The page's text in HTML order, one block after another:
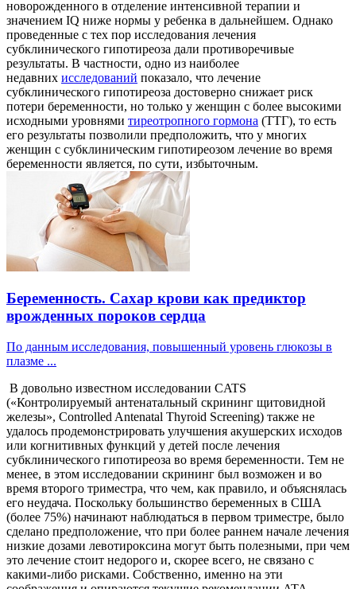
новорожденного в отделение интенсивной терапии и
значением IQ ниже нормы у ребенка в дальнейшем. Однако
проведенные с тех пор исследования лечения
субклинического гипотиреоза дали противоречивые
результаты. В частности, одно из наиболее
недавних исследований показало, что лечение
субклинического гипотиреоза достоверно снижает риск
потери беременности, но только у женщин с более высокими
исходными уровнями тиреотропного гормона (ТТГ), то есть
его результаты позволили предположить, что у многих
женщин с субклиническим гипотиреозом лечение во время
беременности является, по сути, избыточным.
Беременность. Сахар крови как предиктор
врожденных пороков сердца
По данным исследования, повышенный уровень глюкозы в
плазме ...
В довольно известном исследовании CATS
(«Контролируемый антенатальный скрининг щитовидной
железы», Controlled Antenatal Thyroid Screening) также не
удалось продемонстрировать улучшения акушерских исходов
или когнитивных функций у детей после лечения
субклинического гипотиреоза во время беременности. Тем не
менее, в этом исследовании скрининг был возможен и во
время второго триместра, что чем, как правило, и объяснялась
его неудача. Поскольку большинство беременных в США
(более 75%) начинают наблюдаться в первом триместре, было
сделано предположение, что при более раннем начале лечения
низкие дозами левотироксина могут быть полезными, при чем
это лечение стоит недорого и, скорее всего, не связано с
какими-либо рисками. Собственно, именно на эти